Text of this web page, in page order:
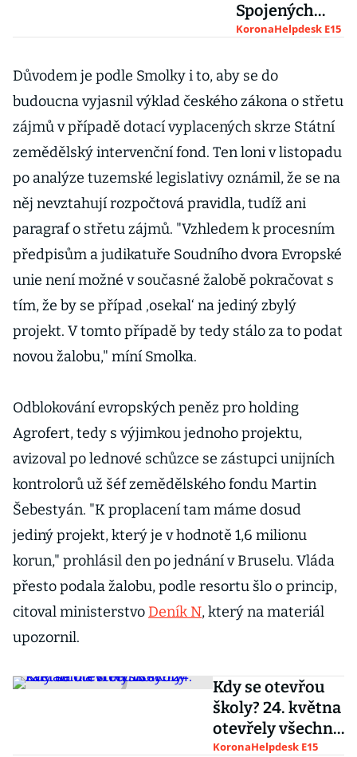
Spojených
státech šplhá
procent, akcie
Amazonu
rekordu
KoronaHelpdesk E15
Důvodem je podle Smolky i to, aby se do
budoucna vyjasnil výklad českého zákona o střetu
zájmů v případě dotací vyplacených skrze Státní
zemědělský intervenční fond. Ten loni v listopadu
po analýze tuzemské legislativy oznámil, že se na
něj nevztahují rozpočtová pravidla, tudíž ani
paragraf o střetu zájmů. "Vzhledem k procesním
předpisům a judikatuře Soudního dvora Evropské
unie není možné v současné žalobě pokračovat s
tím, že by se případ ‚osekal‘ na jediný zbylý
projekt. V tomto případě by tedy stálo za to podat
novou žalobu," míní Smolka.
Odblokování evropských peněz pro holding
Agrofert, tedy s výjimkou jednoho projektu,
avizoval po lednové schůzce se zástupci unijních
kontrolorů už šéf zemědělského fondu Martin
Šebestyán. "K proplacení tam máme dosud
jediný projekt, který je v hodnotě 1,6 milionu
korun," prohlásil den po jednání v Bruselu. Vláda
přesto podala žalobu, podle resortu šlo o princip,
citoval ministerstvo Deník N, který na materiál
upozornil.
Kdy se otevřou
školy? 24. května
otevřely všechny
základní a
KoronaHelpdesk E15